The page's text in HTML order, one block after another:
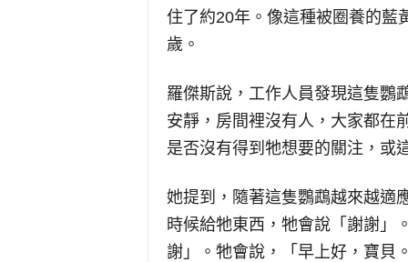
住了約20年。像這種被圈養的藍
歲。
羅傑斯說，工作人員發現這隻鸚
安靜，房間裡沒有人，大家都在
是否沒有得到牠想要的關注，或
她提到，隨著這隻鸚鵡越來越適
時候給牠東西，牠會說「謝謝」
謝」。牠會說，「早上好，寶貝